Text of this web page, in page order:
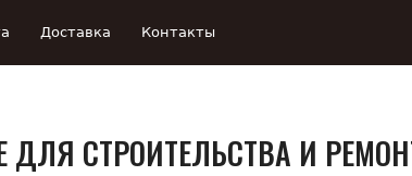
Доставка Контакты
ДЛЯ СТРОИТЕЛЬСТВА И